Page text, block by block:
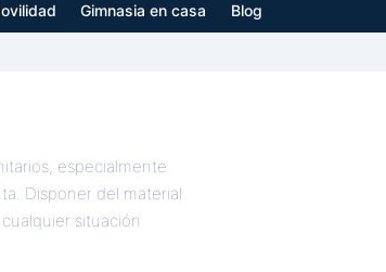
Gimnasia en casa Blog
especialmente
Disponer del material
situación